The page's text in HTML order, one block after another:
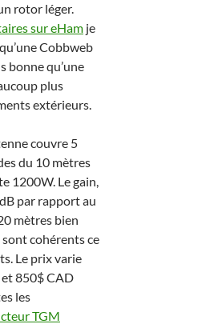
rotor léger.
sur eHam je
Cobbweb
bonne qu’une
plus
extérieurs.
couvre 5
du 10 mètres
1200W. Le gain,
par rapport au
mètres bien
cohérents ce
Le prix varie
850$ CAD
les
TGM